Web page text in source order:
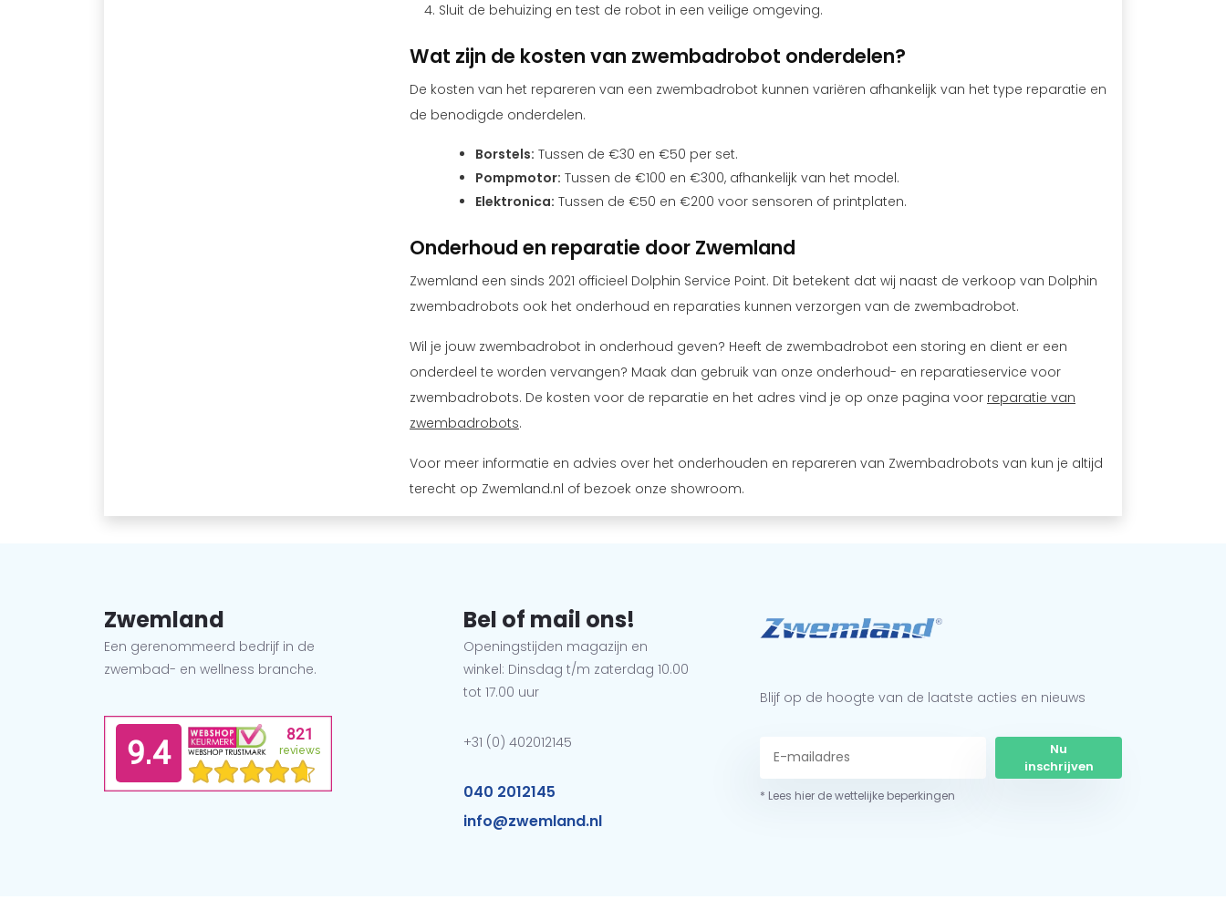
Sluit de behuizing en test de robot in een veilige omgeving.
Wat zijn de kosten van zwembadrobot onderdelen?
De kosten van het repareren van een zwembadrobot kunnen variëren afhankelijk van het type reparatie en
de benodigde onderdelen.
Borstels: Tussen de €30 en €50 per set.
Pompmotor: Tussen de €100 en €300, afhankelijk van het model.
Elektronica: Tussen de €50 en €200 voor sensoren of printplaten.
Onderhoud en reparatie door Zwemland
Zwemland een sinds 2021 officieel Dolphin Service Point. Dit betekent dat wij naast de verkoop van Dolphin
zwembadrobots ook het onderhoud en reparaties kunnen verzorgen van de zwembadrobot.
Wil je jouw zwembadrobot in onderhoud geven? Heeft de zwembadrobot een storing en dient er een
onderdeel te worden vervangen? Maak dan gebruik van onze onderhoud- en reparatieservice voor
zwembadrobots. De kosten voor de reparatie en het adres vind je op onze pagina voor reparatie van
zwembadrobots.
Voor meer informatie en advies over het onderhouden en repareren van Zwembadrobots van kun je altijd
terecht op Zwemland.nl of bezoek onze showroom.
Zwemland
Een gerenommeerd bedrijf in de
zwembad- en wellness branche.
Bel of mail ons!
Openingstijden magazijn en
winkel: Dinsdag t/m zaterdag 10.00
tot 17.00 uur
+31 (0) 402012145
040 2012145
info@zwemland.nl
Blijf op de hoogte van de laatste acties en nieuws
Nu
inschrijven
* Lees hier de wettelijke beperkingen